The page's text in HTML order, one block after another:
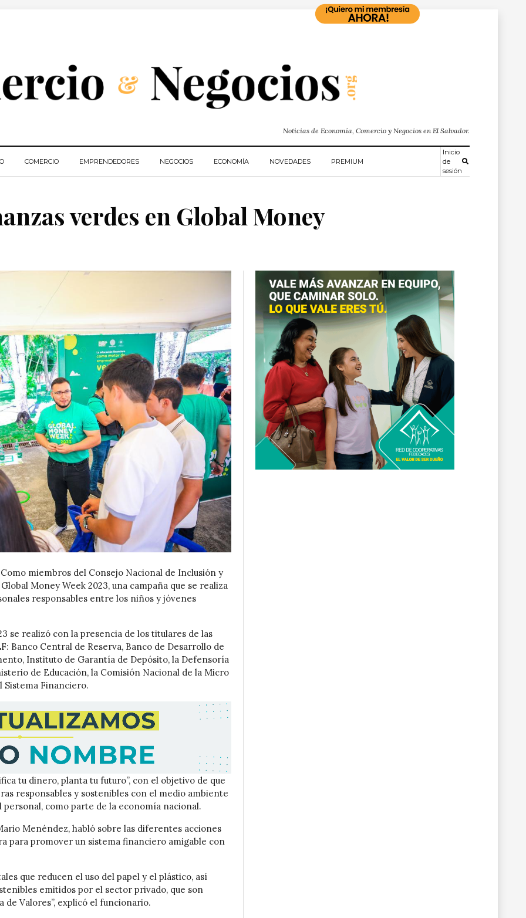
Noticias de Economía, Comercio y Negocios en El Salvador.
COMERCIO EMPRENDEDORES NEGOCIOS ECONOMÍA NOVEDADES PREMIUM
Inicio
de
sesión
verdes en Global Money
miembros del Consejo Nacional de Inclusión y
Money Week 2023, una campaña que se realiza
responsables entre los niños y jóvenes
se realizó con la presencia de los titulares de las
Banco Central de Reserva, Banco de Desarrollo de
Instituto de Garantía de Depósito, la Defensoría
de Educación, la Comisión Nacional de la Micro
Sistema Financiero.
tu dinero, planta tu futuro”, con el objetivo de que
responsables y sostenibles con el medio ambiente
como parte de la economía nacional.
Menéndez, habló sobre las diferentes acciones
para promover un sistema financiero amigable con
que reducen el uso del papel y el plástico, así
emitidos por el sector privado, que son
de Valores”, explicó el funcionario.